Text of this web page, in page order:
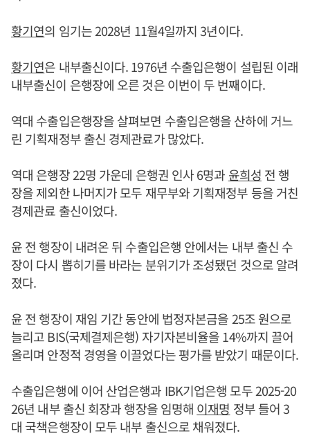
황기연의 임기는 2028년 11월4일까지 3년이다.
황기연은 내부출신이다. 1976년 수출입은행이 설립된 이래
내부출신이 은행장에 오른 것은 이번이 두 번째이다.
역대 수출입은행장을 살펴보면 수출입은행을 산하에 거느
린 기획재정부 출신 경제관료가 많았다.
역대 은행장 22명 가운데 은행권 인사 6명과 윤희성 전 행
장을 제외한 나머지가 모두 재무부와 기획재정부 등을 거친
경제관료 출신이었다.
윤 전 행장이 내려온 뒤 수출입은행 안에서는 내부 출신 수
장이 다시 뽑히기를 바라는 분위기가 조성됐던 것으로 알려
졌다.
윤 전 행장이 재임 기간 동안에 법정자본금을 25조 원으로
늘리고 BIS(국제결제은행) 자기자본비율을 14%까지 끌어
올리며 안정적 경영을 이끌었다는 평가를 받았기 때문이다.
수출입은행에 이어 산업은행과 IBK기업은행 모두 2025-20
26년 내부 출신 회장과 행장을 임명해 이재명 정부 들어 3
대 국책은행장이 모두 내부 출신으로 채워졌다.